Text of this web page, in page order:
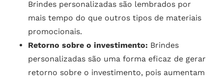
Brindes personalizadas são lembrados por
mais tempo do que outros tipos de materiais
promocionais.
Retorno sobre o investimento: Brindes
personalizadas são uma forma eficaz de gerar
retorno sobre o investimento, pois aumentam